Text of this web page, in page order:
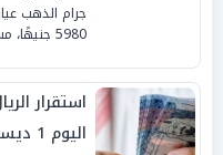
5980 جنيهًا، مسجلاً أعلى سعر في تاريخ البلاد.
استقرار
اليوم 1 ديسمبر